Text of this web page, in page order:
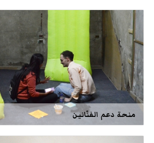
منحة دعم الفنّانين